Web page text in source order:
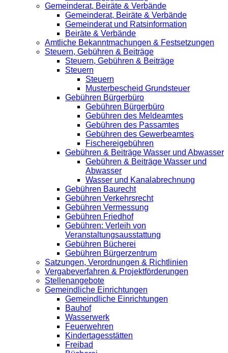
Gemeinderat, Beiräte & Verbände
Gemeinderat, Beiräte & Verbände
Gemeinderat und Ratsinformation
Beiräte & Verbände
Amtliche Bekanntmachungen & Festsetzungen
Steuern, Gebühren & Beiträge
Steuern, Gebühren & Beiträge
Steuern
Steuern
Musterbescheid Grundsteuer
Gebühren Bürgerbüro
Gebühren Bürgerbüro
Gebühren des Meldeamtes
Gebühren des Passamtes
Gebühren des Gewerbeamtes
Fischereigebühren
Gebühren & Beiträge Wasser und Abwasser
Gebühren & Beiträge Wasser und
Abwasser
Wasser und Kanalabrechnung
Gebühren Baurecht
Gebühren Verkehrsrecht
Gebühren Vermessung
Gebühren Friedhof
Gebühren: Verleih von
Veranstaltungsausstattung
Gebühren Bücherei
Gebühren Bürgerzentrum
Satzungen, Verordnungen & Richtlinien
Vergabeverfahren & Projektförderungen
Stellenangebote
Gemeindliche Einrichtungen
Gemeindliche Einrichtungen
Bauhof
Wasserwerk
Feuerwehren
Kindertagesstätten
Freibad